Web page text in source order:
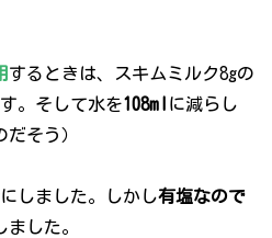
するときは、スキムミルク8gの
。そして水を108ml
に減らし
そう）
しました。しかし有塩なので
ました。